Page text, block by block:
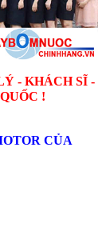
- KHÁCH SĨ -
!
CỦA